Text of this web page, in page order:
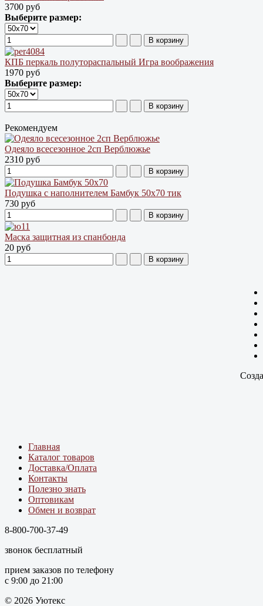
3700 руб
Выберите размер:
КПБ перкаль полутораспальный Игра воображения
1970 руб
Выберите размер:
Рекомендуем
Одеяло всесезонное 2сп Верблюжье
2310 руб
Подушка с наполнителем Бамбук 50х70 тик
730 руб
Маска защитная из спанбонда
20 руб
Главная
Каталог товаров
Доставка/Оплата
Контакты
Полезно знать
Оптовикам
Обмен и возврат
8-800-700-37-49
звонок бесплатный
прием заказов по телефону
с 9:00 до 21:00
© 2026 Уютекс